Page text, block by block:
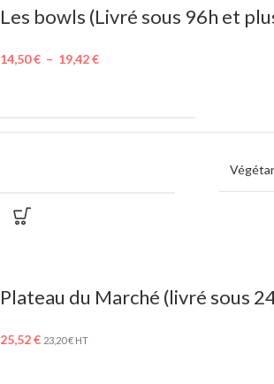
Les bowls (Livré sous 96h et
14,50€ – 19,42€
Plateau du Marché (livré sous
25,52€ 23,20€ HT